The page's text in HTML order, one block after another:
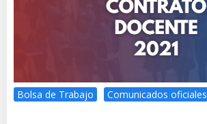
Bolsa de Trabajo Comunicados oficiales